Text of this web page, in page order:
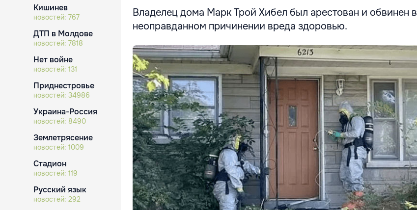
Кишинев
новостей: 767
ДТП в Молдове
новостей: 7818
Нет войне
новостей: 131
Приднестровье
новостей: 34986
Украина-Россия
новостей: 8490
Землетрясение
новостей: 1009
Стадион
новостей: 119
Русский язык
новостей: 292
Владелец дома Марк Трой Хибел был арестован и обвинен в
неоправданном причинении вреда здоровью.